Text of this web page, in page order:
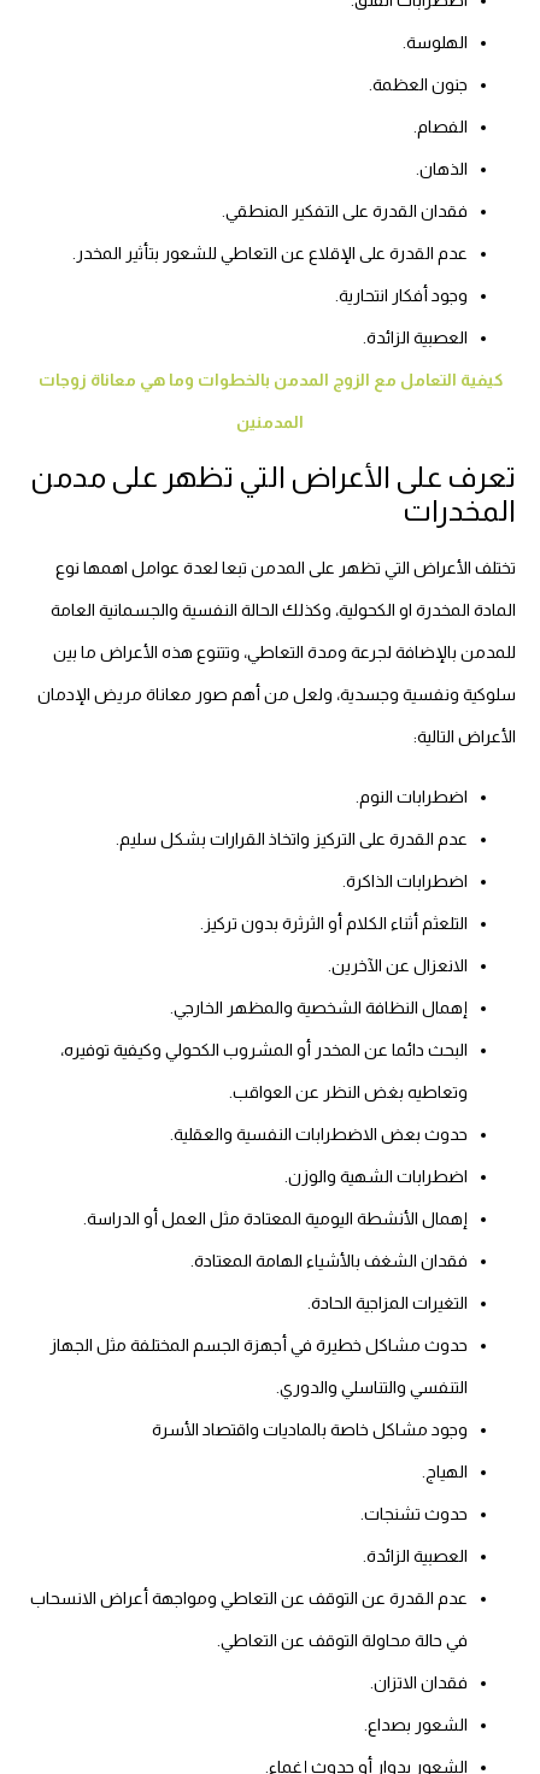
الهلوسة.
جنون العظمة.
الفصام.
الذهان.
فقدان القدرة على التفكير المنطقي.
عدم القدرة على الإقلاع عن التعاطي للشعور بتأثير المخدر.
وجود أفكار انتحارية.
العصبية الزائدة.
كيفية التعامل مع الزوج المدمن بالخطوات وما هي معاناة زوجات
المدمنين
تعرف على الأعراض التي تظهر على مدمن
المخدرات
تختلف الأعراض التي تظهر على المدمن تبعا لعدة عوامل اهمها نوع
المادة المخدرة او الكحولية، وكذلك الحالة النفسية والجسمانية العامة
للمدمن بالإضافة لجرعة ومدة التعاطي، وتتنوع هذه الأعراض ما بين
سلوكية ونفسية وجسدية، ولعل من أهم صور معاناة مريض الإدمان
الأعراض التالية:
اضطرابات النوم.
عدم القدرة على التركيز واتخاذ القرارات بشكل سليم.
اضطرابات الذاكرة.
التلعثم أثناء الكلام أو الثرثرة بدون تركيز.
الانعزال عن الآخرين.
إهمال النظافة الشخصية والمظهر الخارجي.
البحث دائما عن المخدر أو المشروب الكحولي وكيفية توفيره،
وتعاطيه بغض النظر عن العواقب.
حدوث بعض الاضطرابات النفسية والعقلية.
اضطرابات الشهية والوزن.
إهمال الأنشطة اليومية المعتادة مثل العمل أو الدراسة.
فقدان الشغف بالأشياء الهامة المعتادة.
التغيرات المزاجية الحادة.
حدوث مشاكل خطيرة في أجهزة الجسم المختلفة مثل الجهاز
التنفسي والتناسلي والدوري.
وجود مشاكل خاصة بالماديات واقتصاد الأسرة
الهياج.
حدوث تشنجات.
العصبية الزائدة.
عدم القدرة عن التوقف عن التعاطي ومواجهة أعراض الانسحاب
في حالة محاولة التوقف عن التعاطي.
فقدان الاتزان.
الشعور بصداع.
الشعور بدوار أو حدوث إغماء.